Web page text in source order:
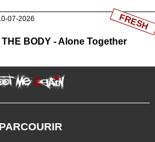
07-2026
THE BODY - Alone Together
FRESH